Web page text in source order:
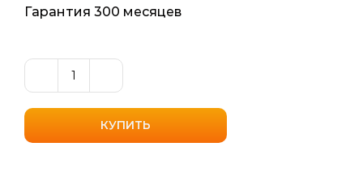
Гарантия 300 месяцев
Количество
товара
Нагревательный
кабель
КУПИТЬ